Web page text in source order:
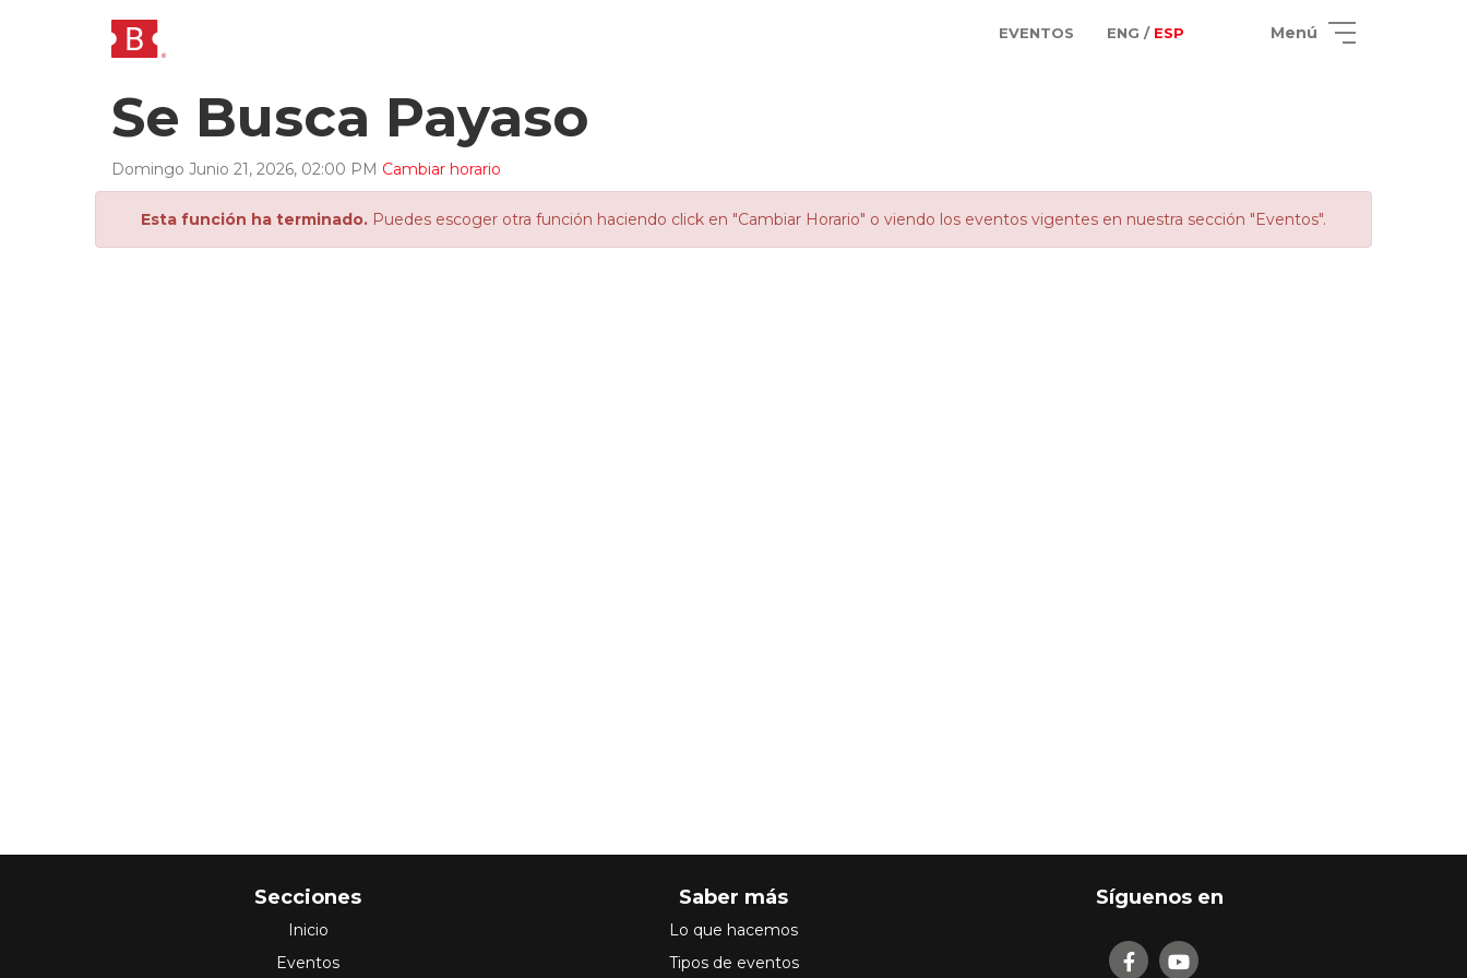
EVENTOS ENG / ESP Menú
Se Busca Payaso
Domingo Junio 21, 2026, 02:00 PM Cambiar horario
Esta función ha terminado. Puedes escoger otra función haciendo click en "Cambiar Horario" o viendo los eventos vigentes en nuestra sección "Eventos".
Secciones
Inicio
Eventos
Saber más
Lo que hacemos
Tipos de eventos
Síguenos en